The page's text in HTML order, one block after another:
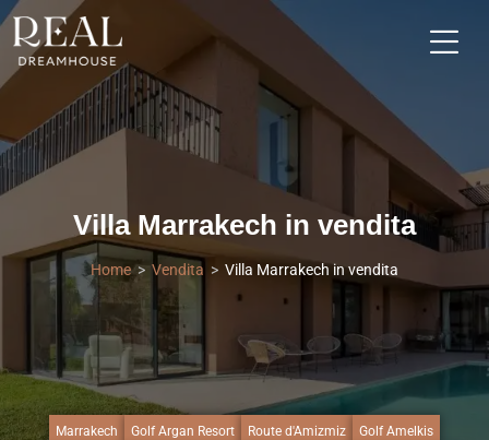
Villa Marrakech in vendita
Home Vendita Villa Marrakech in vendita
Marrakech Golf Argan Resort Route d'Amizmiz Golf Amelkis